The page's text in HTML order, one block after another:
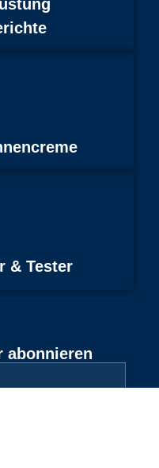
& Tester
abonnieren